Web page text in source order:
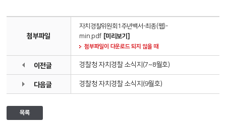
첨부파일
자치경찰위원회1주년백서-최종(웹)-
min.pdf [미리보기]
첨부파일이 다운로드 되지 않을 때
이전글 경찰청 자치경찰 소식지(7~8월호)
다음글 경찰청 자치경찰 소식지(9월호)
목록